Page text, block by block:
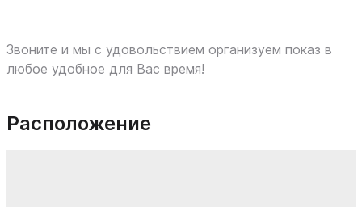
Звоните и мы с удовольствием организуем показ в
любое удобное для Вас время!
Расположение